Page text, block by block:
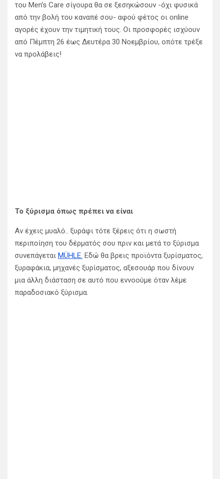
του Men’s Care σίγουρα θα σε ξεσηκώσουν -όχι φυσικά
από την βολή του καναπέ σου- αφού φέτος οι online
αγορές έχουν την τιμητική τους. Οι προσφορές ισχύουν
από Πέμπτη 26 έως Δευτέρα 30 Νοεμβρίου, οπότε τρέξε
να προλάβεις!
Το ξύρισμα όπως πρέπει να είναι
Αν έχεις μυαλό.. ξυράφι τότε ξέρεις ότι η σωστή
περιποίηση του δέρματός σου πριν και μετά το ξύρισμα
συνεπάγεται MÜHLE. Εδώ θα βρεις προϊόντα ξυρίσματος,
ξυραφάκια, μηχανές ξυρίσματος, αξεσουάρ που δίνουν
μια άλλη διάσταση σε αυτό που εννοούμε όταν λέμε
παραδοσιακό ξύρισμα.